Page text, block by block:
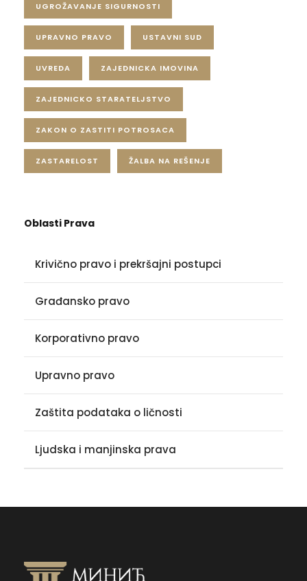
UGROŽAVANJE SIGURNOSTI
UPRAVNO PRAVO USTAVNI SUD
UVREDA ZAJEDNICKA IMOVINA
ZAJEDNICKO STARATELJSTVO
ZAKON O ZASTITI POTROSACA
ZASTARELOST ŽALBA NA REŠENJE
Oblasti Prava
Krivično pravo i prekršajni postupci
Građansko pravo
Korporativno pravo
Upravno pravo
Zaštita podataka o ličnosti
Ljudska i manjinska prava